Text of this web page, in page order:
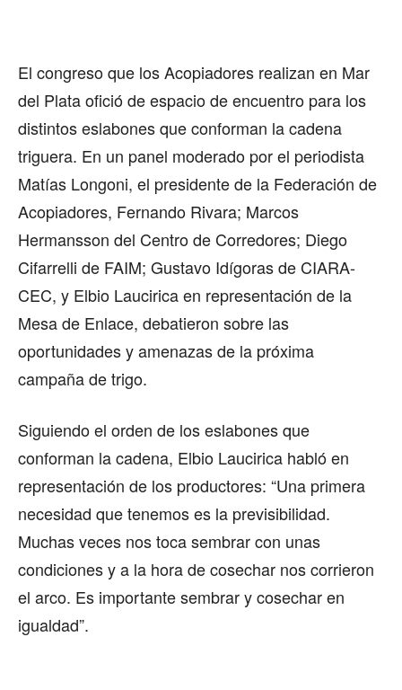
El congreso que los Acopiadores realizan en Mar
del Plata ofició de espacio de encuentro para los
distintos eslabones que conforman la cadena
triguera. En un panel moderado por el periodista
Matías Longoni, el presidente de la Federación de
Acopiadores, Fernando Rivara; Marcos
Hermansson del Centro de Corredores; Diego
Cifarrelli de FAIM; Gustavo Idígoras de CIARA-
CEC, y Elbio Laucirica en representación de la
Mesa de Enlace, debatieron sobre las
oportunidades y amenazas de la próxima
campaña de trigo.
Siguiendo el orden de los eslabones que
conforman la cadena, Elbio Laucirica habló en
representación de los productores: “Una primera
necesidad que tenemos es la previsibilidad.
Muchas veces nos toca sembrar con unas
condiciones y a la hora de cosechar nos corrieron
el arco. Es importante sembrar y cosechar en
igualdad”.